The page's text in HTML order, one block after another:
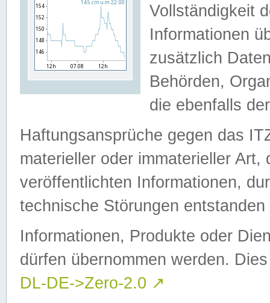
Vollständigkeit
Informationen
zusätzlich
Behörden,
die ebenfalls
Haftungsansprüche gegen das
materieller oder immaterieller
veröffentlichten Informationen,
technische Störungen
Informationen, Produkte oder
dürfen übernommen werden.
DL-DE->Zero-2.0 ↗